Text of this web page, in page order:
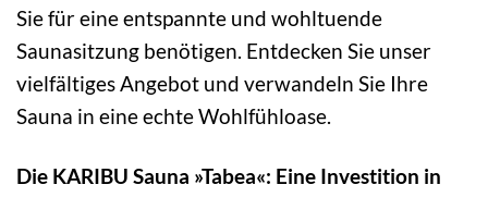
Sie für eine entspannte und wohltuende
Saunasitzung benötigen. Entdecken Sie unser
vielfältiges Angebot und verwandeln Sie Ihre
Sauna in eine echte Wohlfühloase.
Die KARIBU Sauna »Tabea«: Eine Investition in